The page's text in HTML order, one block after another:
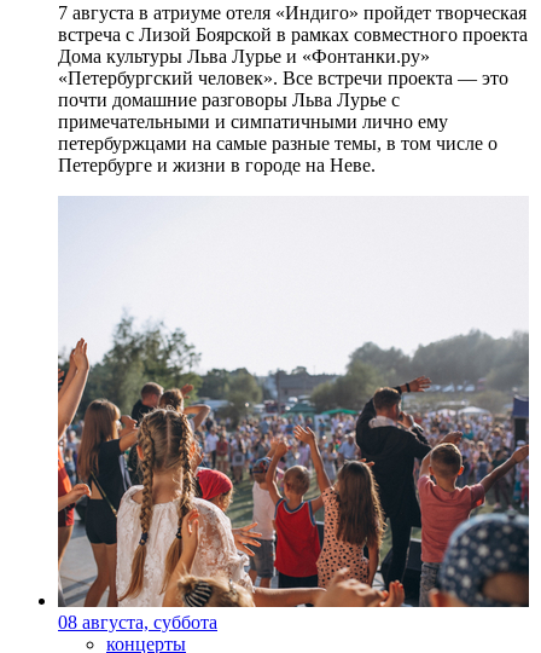
7 августа в атриуме отеля «Индиго» пройдет творческая
встреча с Лизой Боярской в рамках совместного проекта
Дома культуры Льва Лурье и «Фонтанки.ру»
«Петербургский человек». Все встречи проекта — это
почти домашние разговоры Льва Лурье с
примечательными и симпатичными лично ему
петербуржцами на самые разные темы, в том числе о
Петербурге и жизни в городе на Неве.
08 августа, суббота
концерты